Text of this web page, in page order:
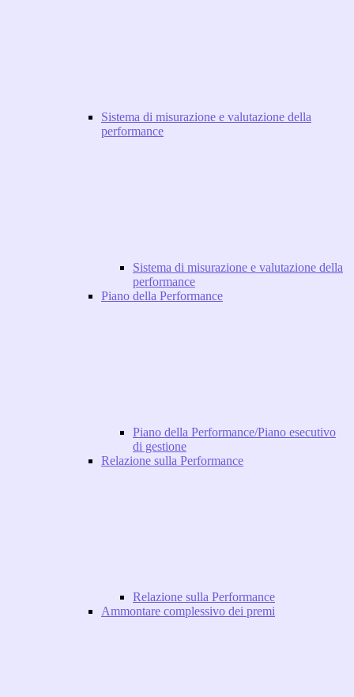
Sistema di misurazione e valutazione della
performance
Sistema di misurazione e valutazione della
performance
Piano della Performance
Piano della Performance/Piano esecutivo
di gestione
Relazione sulla Performance
Relazione sulla Performance
Ammontare complessivo dei premi